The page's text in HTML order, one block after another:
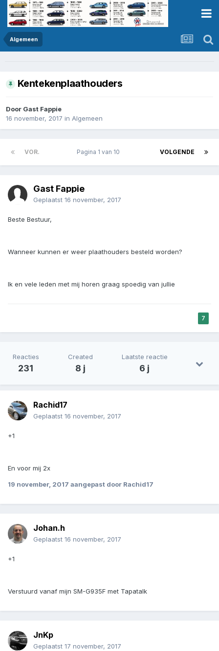
Algemeen
Kentekenplaathouders
Door Gast Fappie
16 november, 2017 in Algemeen
VOR. VOLGENDE
Pagina 1 van 10
Gast Fappie
Geplaatst 16 november, 2017
Beste Bestuur,
Wanneer kunnen er weer plaathouders besteld worden?
Ik en vele leden met mij horen graag spoedig van jullie
7
Reacties
231
Created
8 j
Laatste reactie
6 j
Rachid17
Geplaatst 16 november, 2017
+1
En voor mij 2x
19 november, 2017 aangepast door Rachid17
Johan.h
Geplaatst 16 november, 2017
+1
Verstuurd vanaf mijn SM-G935F met Tapatalk
JnKp
Geplaatst 17 november, 2017